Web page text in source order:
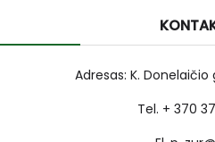
Adresas: K. Donelaičio
Tel. + 370